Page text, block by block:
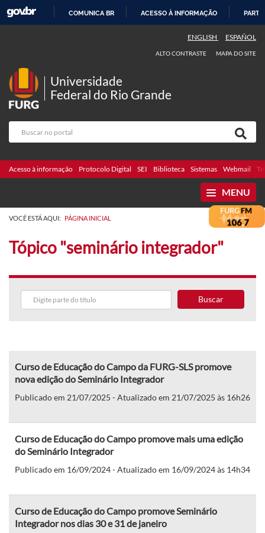
COMUNICA BR ACESSO À INFORMAÇÃO
ENGLISH ESPAÑOL
ALTO CONTRASTE MAPA DO SITE
Universidade
Federal do Rio Grande
Acesso à informação Protocolo Digital SEI Biblioteca Sistemas Webmail
MENU
VOCÊ ESTÁ AQUI: PÁGINA INICIAL
Tópico "seminário integrador"
Buscar
Curso de Educação do Campo da FURG-SLS promove
nova edição do Seminário Integrador
Publicado em 21/07/2025 - Atualizado em 21/07/2025 às 16h26
Curso de Educação do Campo promove mais uma edição
do Seminário Integrador
Publicado em 16/09/2024 - Atualizado em 16/09/2024 às 14h34
Curso de Educação do Campo promove Seminário
Integrador nos dias 30 e 31 de janeiro